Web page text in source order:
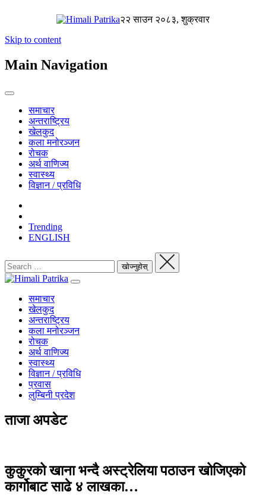
२२ साउन २०८३, शुक्रवार
Skip to content
Main Navigation
समाचार
अन्तराष्ट्रिय
खेलकुद
कला मनोरञ्जन
रोचक
अर्थ वाणिज्य
स्वास्थ्य
विज्ञान / प्रविधि
Trending
ENGLISH
समाचार
खेलकुद
अन्तराष्ट्रिय
कला मनोरञ्जन
रोचक
अर्थ वाणिज्य
स्वास्थ्य
विज्ञान / प्रविधि
प्रवास
लुम्बिनी प्रदेश
ताजा अपडेट
कुकुरको खाना भन्दै अस्ट्रेलिया पठाउन खोजिएको
कार्गोबाट साढे ४ लाखका…